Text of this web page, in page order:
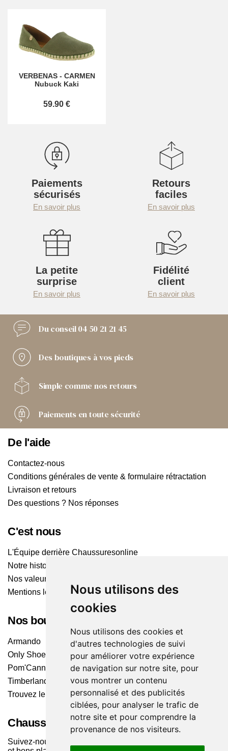
Nous utilisons des
cookies
Nous utilisons des cookies et
d'autres technologies de suivi
pour améliorer votre expérience
de navigation sur notre site, pour
vous montrer un contenu
personnalisé et des publicités
ciblées, pour analyser le trafic de
notre site et pour comprendre la
provenance de nos visiteurs.
VERBENAS- CARMEN
Nubuck Kaki
59.90 €
Paiements
sécurisés
En savoir plus
Retours
faciles
En savoir plus
La petite
surprise
En savoir plus
Fidélité
client
En savoir plus
Du conseil04 50 21 21 45
Des boutiques à vos pieds
Simple comme nos retours
Paiements en toute sécurité
De l'aide
Contactez-nous
Conditions générales de vente & formulaire rétractation
Livraison et retours
Des questions ? Nos réponses
C'est nous
L'Équipe derrière Chaussuresonline
Notre histoire
Nos valeurs
Mentions légales
Nos boutiques
Armando
Only Shoes
Pom'Cannelle
Timberland
Trouvez le magasin le plus proche
Chaussuresonline sur les Médias sociaux
Suivez-nous sur les réseaux pour les dernières tendances